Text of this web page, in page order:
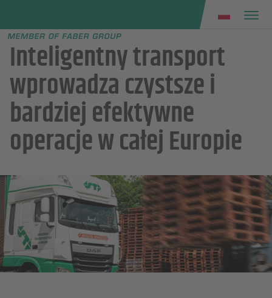
menu
Inteligentny transport
wprowadza czystsze i
bardziej efektywne
operacje w całej Europie